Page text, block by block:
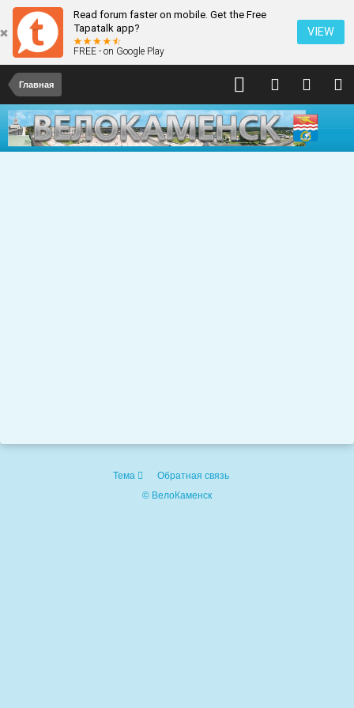
Read forum faster on mobile. Get the Free
Tapatalk app?
FREE - on Google Play
VIEW
Главная
Тема
Обратная связь
© ВелоКаменск